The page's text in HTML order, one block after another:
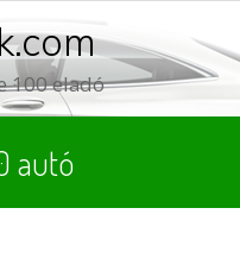
100 eladó
autó